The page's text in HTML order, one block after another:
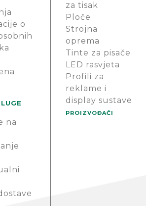
o
na
za tisak
Ploče
Strojna
oprema
Tinte za pisače
LED rasvjeta
Profili za
reklame i
display sustave
PROIZVOĐAČI